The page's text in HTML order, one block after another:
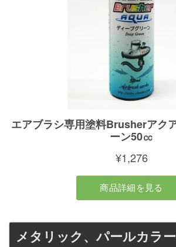
メタリック、パールカラー